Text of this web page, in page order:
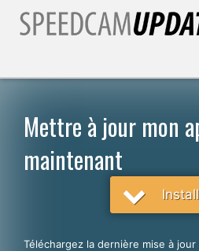
CHOISISSEZ VOTRE LANGUE
Mettre à jour mon
maintenant
Téléchargez la dernière mise à